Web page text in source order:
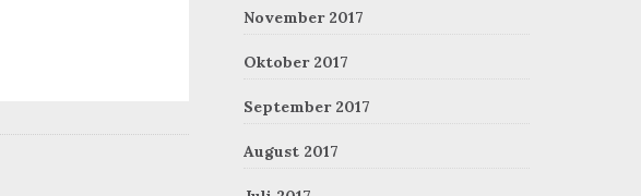
November 2017
Oktober 2017
September 2017
August 2017